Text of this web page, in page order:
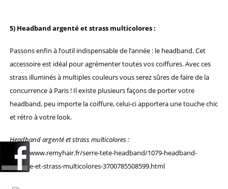
5) Headband argenté et strass multicolores :
Passons enfin à l’outil indispensable de l’année : le headband. Cet
accessoire est idéal pour agrémenter toutes vos coiffures. Avec ces
strass illuminés à multiples couleurs vous serez sûres de faire de la
concurrence à Paris ! Il existe plusieurs façons de porter votre
headband, peu importe la coiffure, celui-ci apportera une touche chic
et rétro à votre look.
Headband argenté et strass multicolores :
http://www.remyhair.fr/serre-tete-headband/1079-headband-
argente-et-strass-multicolores-3700785508599.html